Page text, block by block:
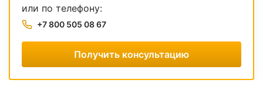
или по телефону:
+7 800 505 08 67
Получить консультацию